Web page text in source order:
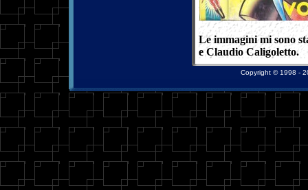
Le immagini mi sono
e Claudio Caligoletto.
Copyright © 1998 -